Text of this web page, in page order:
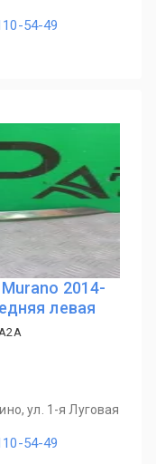
54-49
2014-
левая
ул. 1-я Луговая
54-49